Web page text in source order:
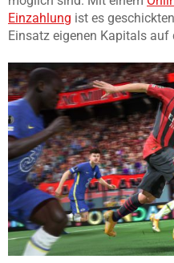
Einzahlung ist es
Einsatz eigenen Kapitals auf